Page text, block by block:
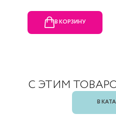
В КОРЗИНУ
С ЭТИМ
В